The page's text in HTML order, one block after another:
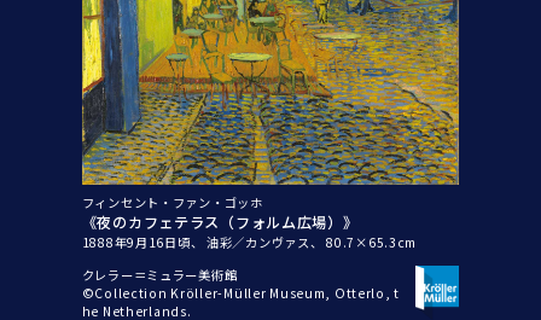
フィンセント・ファン・ゴッホ
《夜のカフェテラス（フォルム広場）》
1888年9月16日頃、 油彩／カンヴァス、
80.7×65.3cm
クレラー＝ミュラー美術館
©Collection Kröller-Müller Museum, Otterlo, t
he Netherlands.